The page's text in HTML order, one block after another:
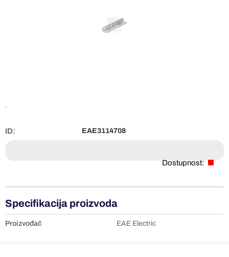
.
ID: EAE3114708
Dostupnost:
Specifikacija proizvoda
Proizvođač EAE Electric